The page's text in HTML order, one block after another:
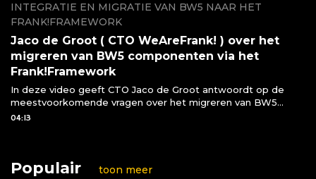
INTEGRATIE EN MIGRATIE VAN BW5 NAAR HET
FRANK!FRAMEWORK
Jaco de Groot ( CTO WeAreFrank! ) over het
migreren van BW5 componenten via het
Frank!Framework
In deze video geeft CTO Jaco de Groot antwoordt op de
meestvoorkomende vragen over het migreren van BW5
componenten naar het Frank!Framework
04:13
Populair toon meer